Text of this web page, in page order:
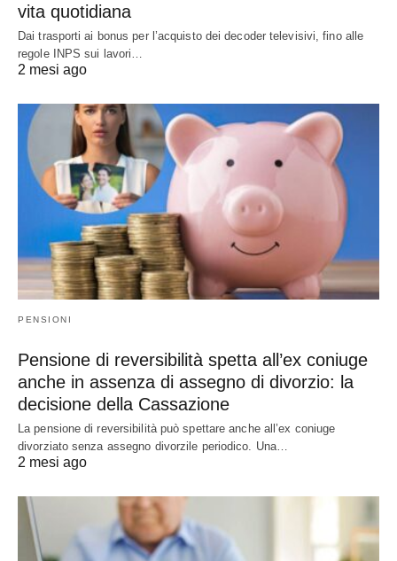
vita quotidiana
Dai trasporti ai bonus per l’acquisto dei decoder televisivi, fino alle
regole INPS sui lavori…
2 mesi ago
PENSIONI
Pensione di reversibilità spetta all’ex coniuge
anche in assenza di assegno di divorzio: la
decisione della Cassazione
La pensione di reversibilità può spettare anche all’ex coniuge
divorziato senza assegno divorzile periodico. Una…
2 mesi ago